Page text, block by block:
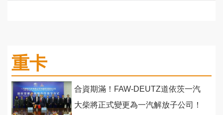
重卡
合資期滿！FAW-DEUTZ道依茨一汽
大柴將正式變更為一汽解放子公司！